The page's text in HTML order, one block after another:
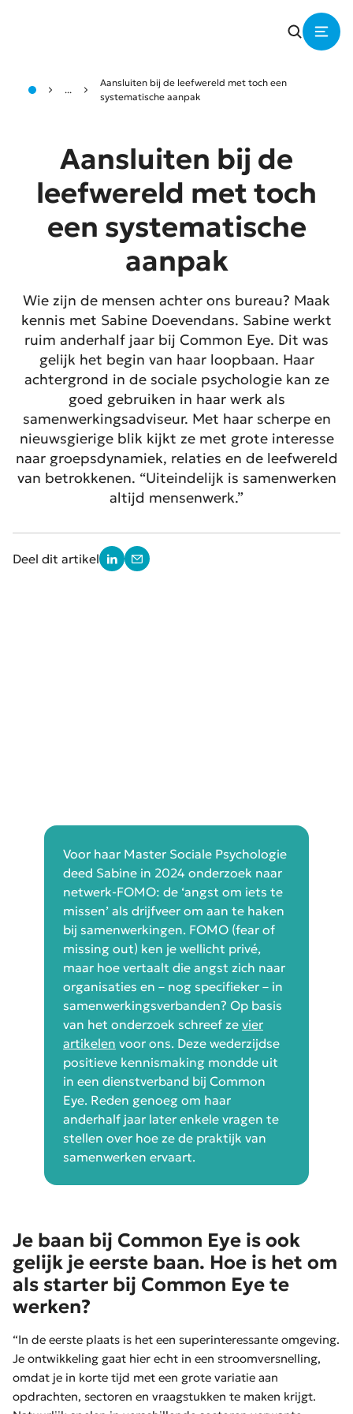
...
Aansluiten bij de leefwereld met toch een
systematische aanpak
Aansluiten bij de
leefwereld met toch
een systematische
aanpak
Wie zijn de mensen achter ons bureau? Maak
kennis met Sabine Doevendans. Sabine werkt
ruim anderhalf jaar bij Common Eye. Dit was
gelijk het begin van haar loopbaan. Haar
achtergrond in de sociale psychologie kan ze
goed gebruiken in haar werk als
samenwerkingsadviseur. Met haar scherpe en
nieuwsgierige blik kijkt ze met grote interesse
naar groepsdynamiek, relaties en de leefwereld
van betrokkenen. “Uiteindelijk is samenwerken
altijd mensenwerk.”
Deel dit artikel
Voor haar Master Sociale Psychologie
deed Sabine in 2024 onderzoek naar
netwerk-FOMO: de ‘angst om iets te
missen’ als drijfveer om aan te haken
bij samenwerkingen. FOMO (fear of
missing out) ken je wellicht privé,
maar hoe vertaalt die angst zich naar
organisaties en – nog specifieker – in
samenwerkingsverbanden? Op basis
van het onderzoek schreef ze vier
artikelen voor ons. Deze wederzijdse
positieve kennismaking mondde uit
in een dienstverband bij Common
Eye. Reden genoeg om haar
anderhalf jaar later enkele vragen te
stellen over hoe ze de praktijk van
samenwerken ervaart.
Je baan bij Common Eye is ook
gelijk je eerste baan. Hoe is het om
als starter bij Common Eye te
werken?
“In de eerste plaats is het een superinteressante omgeving.
Je ontwikkeling gaat hier echt in een stroomversnelling,
omdat je in korte tijd met een grote variatie aan
opdrachten, sectoren en vraagstukken te maken krijgt.